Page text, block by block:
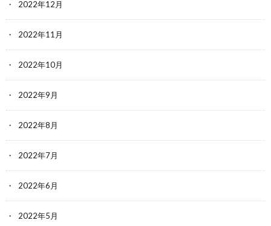
2022年12月
2022年11月
2022年10月
2022年9月
2022年8月
2022年7月
2022年6月
2022年5月